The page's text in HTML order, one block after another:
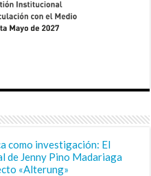
como investigación: El
de Jenny Pino Madariaga
«Alterung»